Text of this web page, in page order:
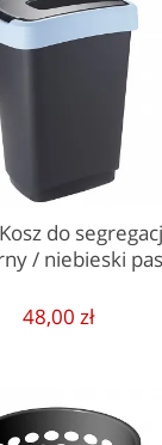
do
/ niebieski
48,00 zł